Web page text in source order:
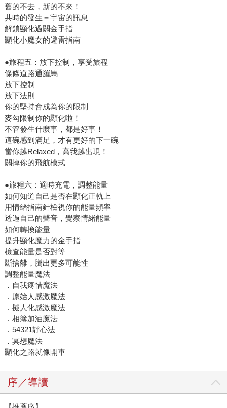
舊的不去，新的不來！
共時的發生＝宇宙的訊息
解鎖顯化過關金手指
顯化小魔女的避雷指南
●旅程五：放下控制，享受旅程
條條道路通羅馬
放下控制
放下法則
你的堅持會成為你的限制
麥勾限制你的顯化啦！
不管發生什麼事，都是好事！
這碗感到滿足，才有更好的下一碗
當你越Relaxed，高我越出現！
關掉你的飛航模式
●旅程六：適時充電，調整能量
如何知道自己是否在顯化正軌上
用情緒指南針檢視你的能量頻率
透過自己的聲音，覺察情緒能量
如何轉換能量
提升顯化魔力的金手指
檢查能量是否對等
斷捨離，騰出更多可能性
調整能量魔法
．自我疼惜魔法
．原始人感激魔法
．擬人化感激魔法
．相簿加油魔法
．54321靜心法
．冥想魔法
顯化之路就像開車
序／導讀